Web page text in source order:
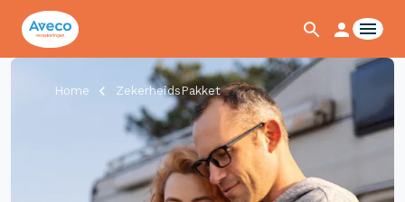
Home ZekerheidsPakket